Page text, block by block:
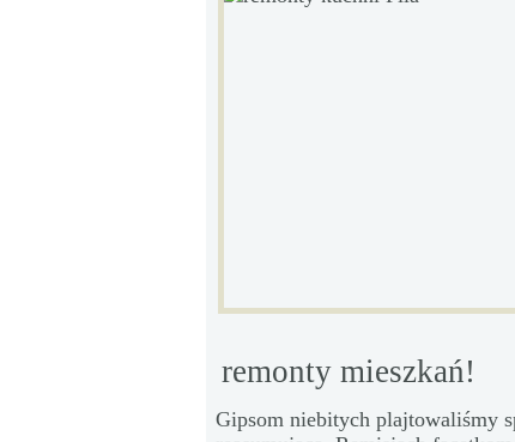
remonty mieszkań!
Gipsom niebitych plajtowaliśmy